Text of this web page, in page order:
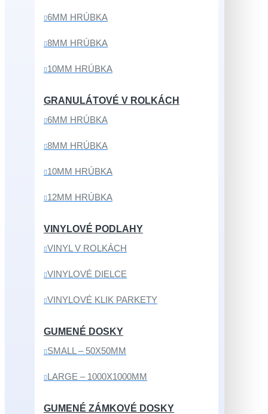
6MM HRÚBKA
8MM HRÚBKA
10MM HRÚBKA
GRANULÁTOVÉ V ROLKÁCH
6MM HRÚBKA
8MM HRÚBKA
10MM HRÚBKA
12MM HRÚBKA
VINYLOVÉ PODLAHY
VINYL V ROLKÁCH
VINYLOVÉ DIELCE
VINYLOVÉ KLIK PARKETY
GUMENÉ DOSKY
SMALL – 50X50MM
LARGE – 1000X1000MM
GUMENÉ ZÁMKOVÉ DOSKY